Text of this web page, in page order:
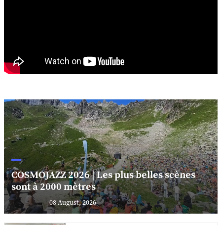
COSMOJAZZ 2026 | Les plus belles scènes
sont à 2000 mètres
08 August, 2026